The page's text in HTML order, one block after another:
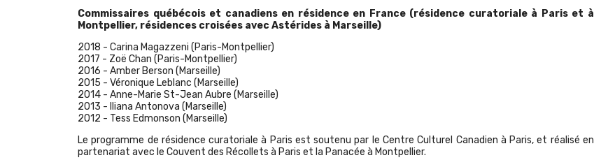
Commissaires québécois et canadiens en résidence en France (résidence curatoriale à Paris et à
Montpellier, résidences croisées avec Astérides à Marseille)
2018 - Carina Magazzeni (Paris-Montpellier)
2017 - Zoë Chan (Paris-Montpellier)
2016 - Amber Berson (Marseille)
2015 - Véronique Leblanc (Marseille)
2014 - Anne-Marie St-Jean Aubre (Marseille)
2013 - Iliana Antonova (Marseille)
2012 - Tess Edmonson (Marseille)
Le programme de résidence curatoriale à Paris est soutenu par le Centre Culturel Canadien à Paris, et réalisé en
partenariat avec le Couvent des Récollets à Paris et la Panacée à Montpellier.